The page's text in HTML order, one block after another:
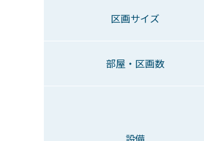
区画サイズ
部屋・区画数